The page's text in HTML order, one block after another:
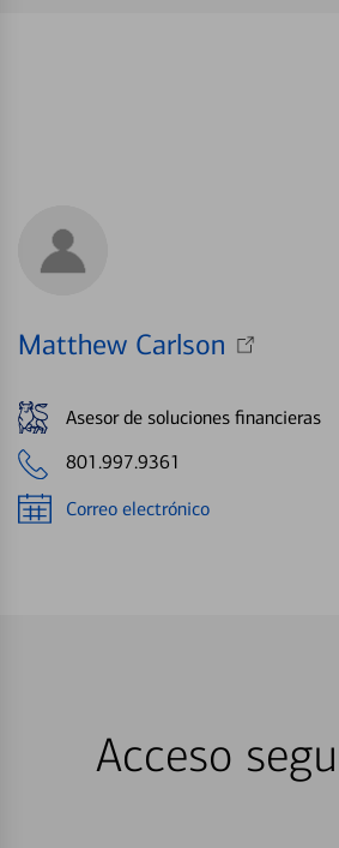
Matthew Carlson
Asesor de soluciones financieras
801.997.9361
Correo electrónico
Acceso